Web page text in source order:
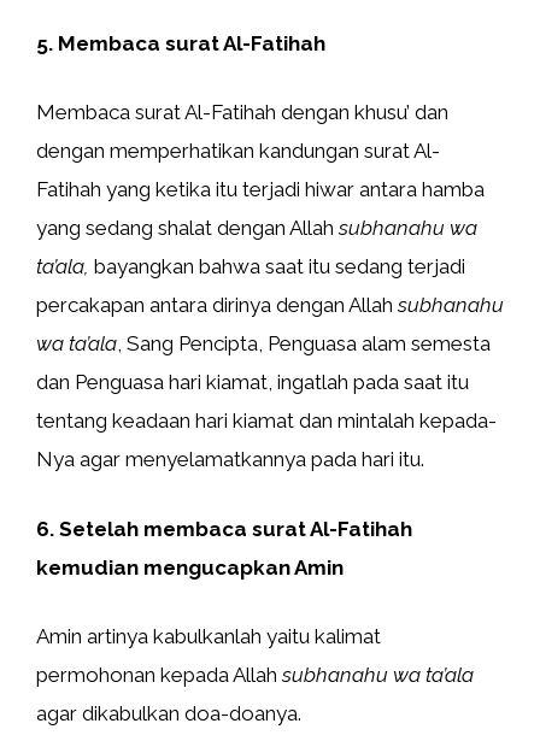
5. Membaca surat Al-Fatihah
Membaca surat Al-Fatihah dengan khusu’ dan
dengan memperhatikan kandungan surat Al-
Fatihah yang ketika itu terjadi hiwar antara hamba
yang sedang shalat dengan Allahsubhanahu wa
ta’ala, bayangkan bahwa saat itu sedang terjadi
percakapan antara dirinya dengan Allahsubhanahu
wa ta’ala, Sang Pencipta, Penguasa alam semesta
dan Penguasa hari kiamat, ingatlah pada saat itu
tentang keadaan hari kiamat dan mintalah kepada-
Nya agar menyelamatkannya pada hari itu.
6. Setelah membaca surat Al-Fatihah
kemudian mengucapkan Amin
Amin artinya kabulkanlah yaitu kalimat
permohonan kepada Allahsubhanahu wa ta’ala
agar dikabulkan doa-doanya.